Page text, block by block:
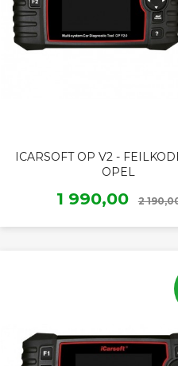
ICARSOFT OP V2 -
OPEL
Tilbud
1 990,00 2